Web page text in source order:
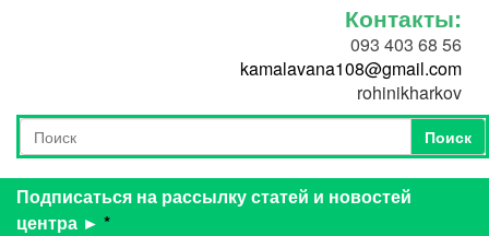
Контакты:
093 403 68 56
kamalavana108@gmail.com
rohinikharkov
Форма поиска
Поиск
Поиск
Подписаться на рассылку статей и новостей
центра ► *